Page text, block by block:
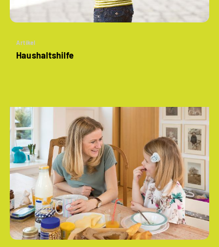
Artikel
Haushaltshilfe